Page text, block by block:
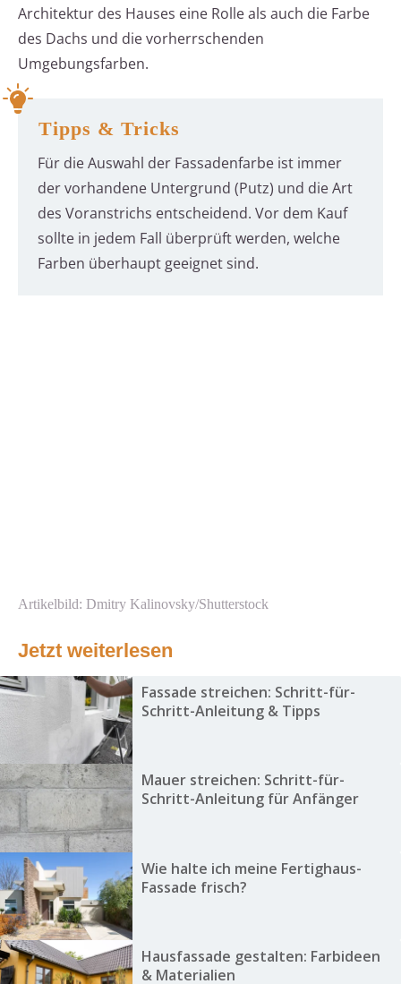
Architektur des Hauses eine Rolle als auch die Farbe
des Dachs und die vorherrschenden
Umgebungsfarben.
Tipps & Tricks
Für die Auswahl der Fassadenfarbe ist immer
der vorhandene Untergrund (Putz) und die Art
des Voranstrichs entscheidend. Vor dem Kauf
sollte in jedem Fall überprüft werden, welche
Farben überhaupt geeignet sind.
Artikelbild: Dmitry Kalinovsky/Shutterstock
Jetzt weiterlesen
Fassade streichen: Schritt-für-
Schritt-Anleitung & Tipps
Mauer streichen: Schritt-für-
Schritt-Anleitung für Anfänger
Wie halte ich meine Fertighaus-
Fassade frisch?
Hausfassade gestalten: Farbideen
& Materialien